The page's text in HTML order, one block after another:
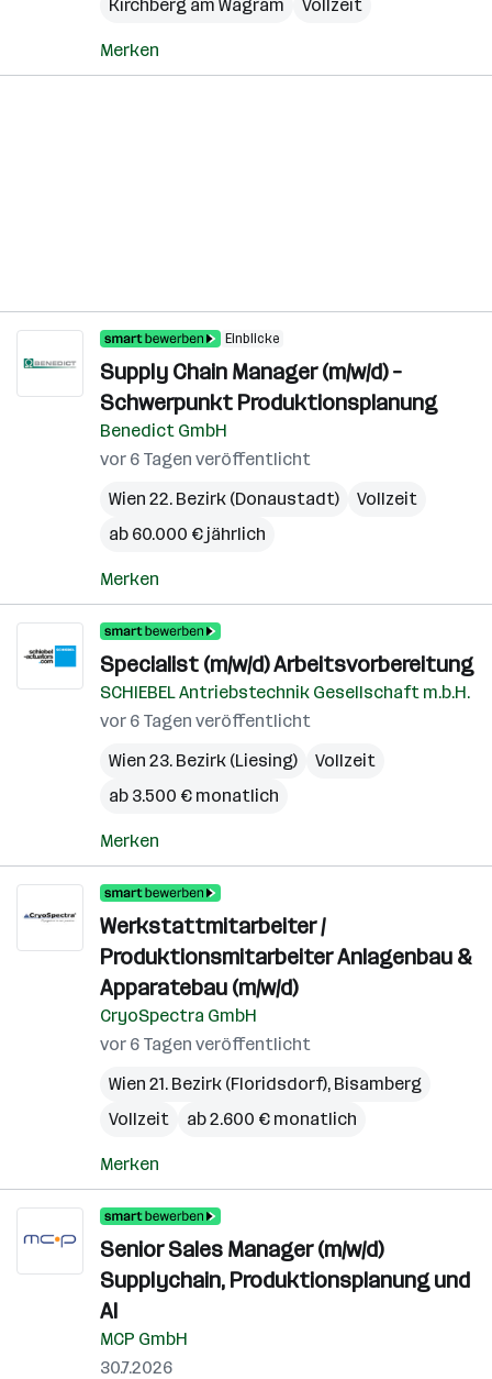
Kirchberg am Wagram Vollzeit
Merken
Einblicke
Supply Chain Manager (m/w/d) –
Schwerpunkt Produktionsplanung
Benedict GmbH
vor 6 Tagen veröffentlicht
Wien 22. Bezirk (Donaustadt)
Vollzeit
ab 60.000 € jährlich
Merken
Specialist (m/w/d) Arbeitsvorbereitung
SCHIEBEL Antriebstechnik Gesellschaft m.b.H.
vor 6 Tagen veröffentlicht
Wien 23. Bezirk (Liesing)
Vollzeit
ab 3.500 € monatlich
Merken
Werkstattmitarbeiter /
Produktionsmitarbeiter Anlagenbau &
Apparatebau (m/w/d)
CryoSpectra GmbH
vor 6 Tagen veröffentlicht
Wien 21. Bezirk (Floridsdorf), Bisamberg
Vollzeit
ab 2.600 € monatlich
Merken
Senior Sales Manager (m/w/d)
Supplychain, Produktionsplanung und
AI
MCP GmbH
30.7.2026